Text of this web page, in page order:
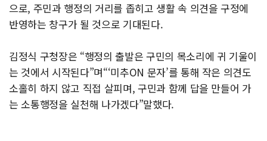
으로, 주민과 행정의 거리를 좁히고 생활 속 의견을 구정에
반영하는 창구가 될 것으로 기대된다.
김정식 구청장은 “행정의 출발은 구민의 목소리에 귀 기울이
는 것에서 시작된다”며“‘미추ON 문자’를 통해 작은 의견도
소홀히 하지 않고 직접 살피며, 구민과 함께 답을 만들어 가
는 소통행정을 실천해 나가겠다”말했다.